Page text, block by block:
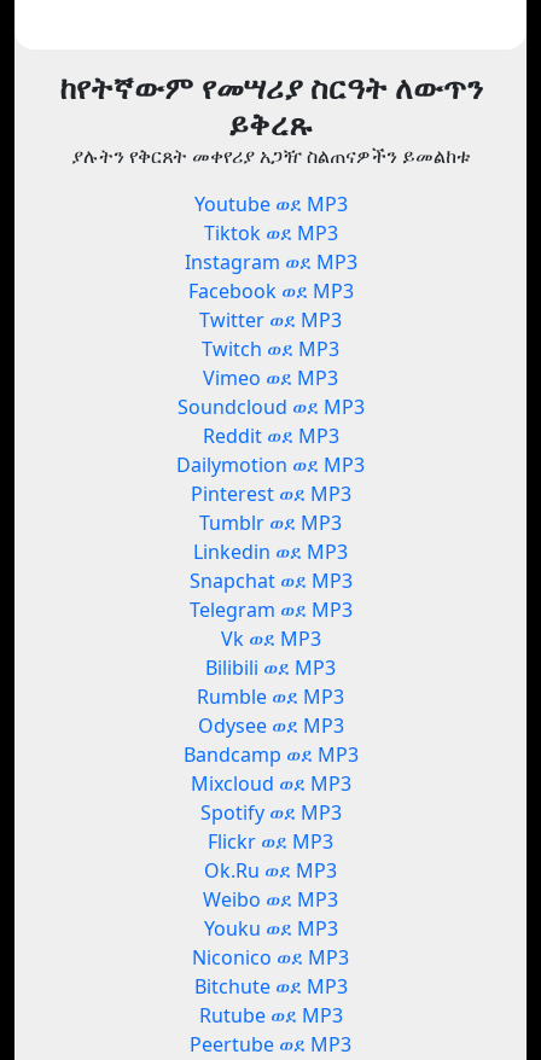
ከየትኛውም የመሣሪያ ስርዓት ለውጥን
ይቅረጹ
ያሉትን የቅርጸት መቀየሪያ አጋዥ ስልጠናዎችን ይመልከቱ
Youtube ወደ MP3
Tiktok ወደ MP3
Instagram ወደ MP3
Facebook ወደ MP3
Twitter ወደ MP3
Twitch ወደ MP3
Vimeo ወደ MP3
Soundcloud ወደ MP3
Reddit ወደ MP3
Dailymotion ወደ MP3
Pinterest ወደ MP3
Tumblr ወደ MP3
Linkedin ወደ MP3
Snapchat ወደ MP3
Telegram ወደ MP3
Vk ወደ MP3
Bilibili ወደ MP3
Rumble ወደ MP3
Odysee ወደ MP3
Bandcamp ወደ MP3
Mixcloud ወደ MP3
Spotify ወደ MP3
Flickr ወደ MP3
Ok.Ru ወደ MP3
Weibo ወደ MP3
Youku ወደ MP3
Niconico ወደ MP3
Bitchute ወደ MP3
Rutube ወደ MP3
Peertube ወደ MP3